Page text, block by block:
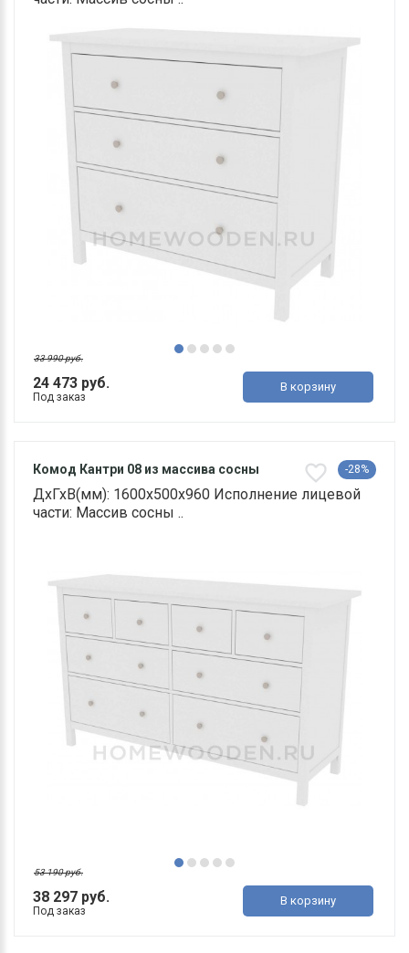
24 473 руб.
33 990 руб.
Под заказ
В корзину
Комод Кантри 08 из массива сосны -28%
ДхГхВ(мм): 1600х500х960 Исполнение лицевой
части: Массив сосны ..
38 297 руб.
53 190 руб.
Под заказ
В корзину